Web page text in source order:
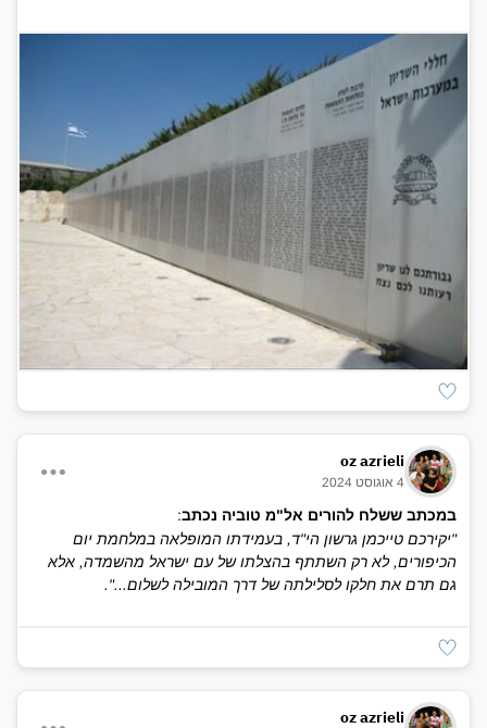
oz azrieli
4 אוגוסט 2024
במכתב ששלח להורים אל"מ טוביה נכתב:
"יקירכם טייכמן גרשון הי"ד, בעמידתו המופלאה במלחמת יום
הכיפורים, לא רק השתתף בהצלתו של עם ישראל מהשמדה, אלא
גם תרם את חלקו לסלילתה של דרך המובילה לשלום...".
oz azrieli